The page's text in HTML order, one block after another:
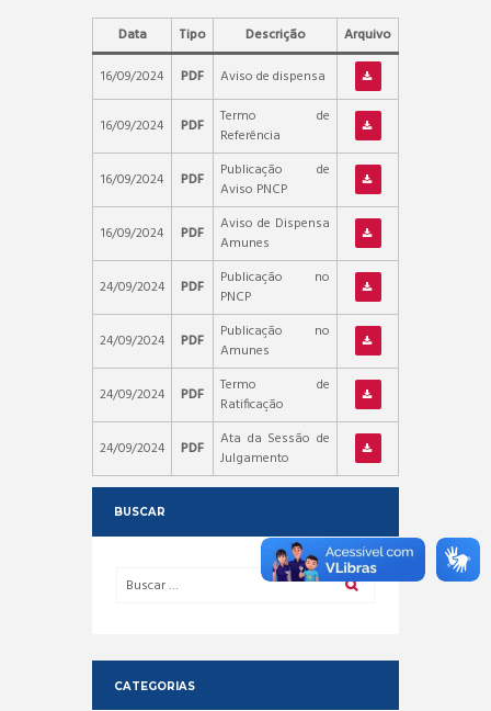
Data Tipo Descrição
Arquivo
16/09/2024
PDF Aviso de dispensa
16/09/2024 PDF
Termo de
Referência
16/09/2024
PDF
Publicação de
Aviso PNCP
16/09/2024
PDF
Aviso de Dispensa
Amunes
24/09/2024
PDF
Publicação no
PNCP
24/09/2024
PDF
Publicação no
Amunes
24/09/2024
PDF
Termo de
Ratificação
24/09/2024
PDF
Ata da Sessão de
Julgamento
BUSCAR
CATEGORIAS